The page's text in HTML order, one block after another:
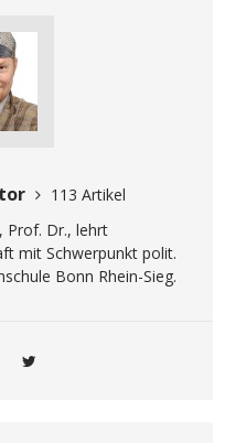
113 Artikel
Prof. Dr., lehrt
mit Schwerpunkt polit.
Bonn Rhein-Sieg.